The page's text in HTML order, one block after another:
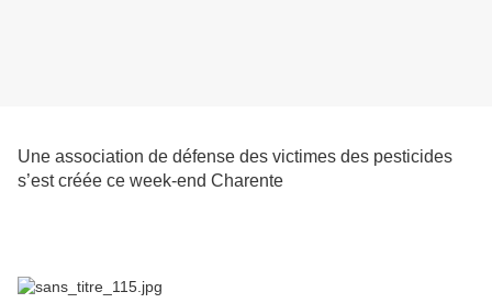
Une association de défense des victimes des pesticides
s’est créée ce week-end Charente